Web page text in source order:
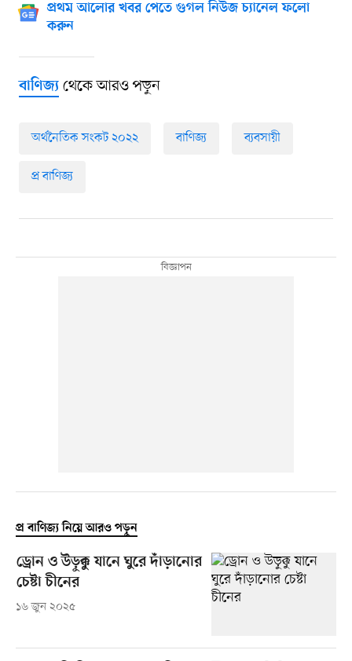
প্রথম আলোর খবর পেতে গুগল নিউজ চ্যানেল ফলো
করুন
বাণিজ্যথেকে আরও পড়ুন
অর্থনৈতিক সংকট ২০২২ বাণিজ্য ব্যবসায়ী
প্র বাণিজ্য
প্র বাণিজ্য নিয়ে আরও পড়ুন
ড্রোন ও উড়ুক্কু যানে ঘুরে দাঁড়ানোর
চেষ্টা চীনের
১৬ জুন ২০২৫